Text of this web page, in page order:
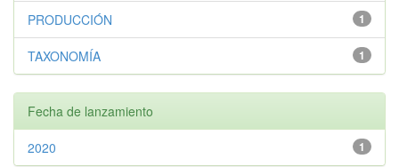
1
PRODUCCIÓN
1
TAXONOMÍA
Fecha de lanzamiento
1
2020